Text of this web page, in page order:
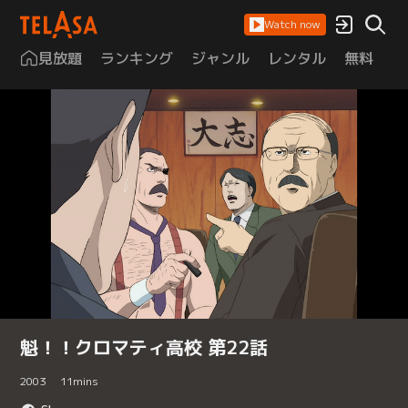
Watch now
見放題 ランキング ジャンル レンタル 無料
魁！！クロマティ高校 第22話
2003 11mins